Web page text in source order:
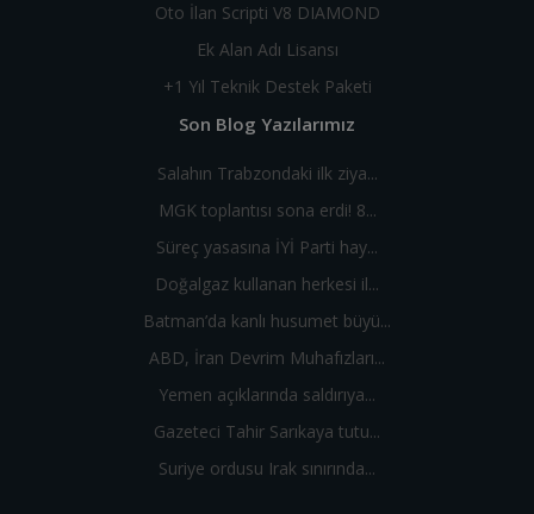
Oto İlan Scripti V8 DIAMOND
Ek Alan Adı Lisansı
+1 Yıl Teknik Destek Paketi
Son Blog Yazılarımız
Salahın Trabzondaki ilk ziya...
MGK toplantısı sona erdi! 8...
Süreç yasasına İYİ Parti hay...
Doğalgaz kullanan herkesi il...
Batman’da kanlı husumet büyü...
ABD, İran Devrim Muhafızları...
Yemen açıklarında saldırıya...
Gazeteci Tahir Sarıkaya tutu...
Suriye ordusu Irak sınırında...